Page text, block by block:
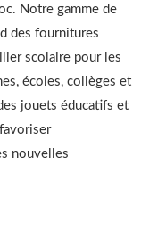
Notre gamme de
des fournitures
scolaire pour les
écoles, collèges et
jouets éducatifs et
nouvelles